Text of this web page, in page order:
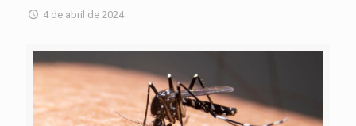
4 de abril de 2024